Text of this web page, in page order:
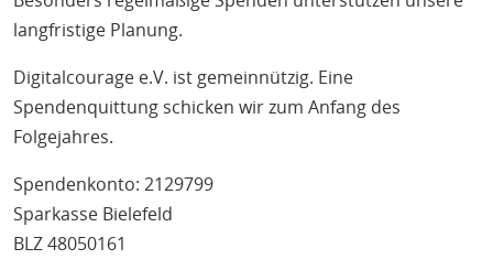
langfristige Planung.
Digitalcourage e.V. ist gemeinnützig. Eine
Spendenquittung schicken wir zum Anfang des
Folgejahres.
Spendenkonto: 2129799
Sparkasse Bielefeld
BLZ 48050161